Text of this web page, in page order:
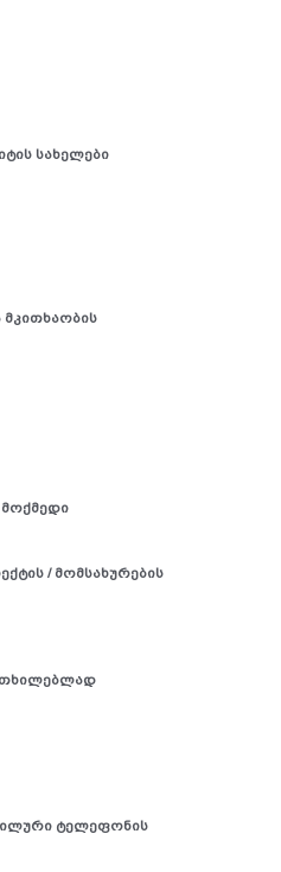
სახელები
მკითხაობის
/ მომსახურების
ტელეფონის